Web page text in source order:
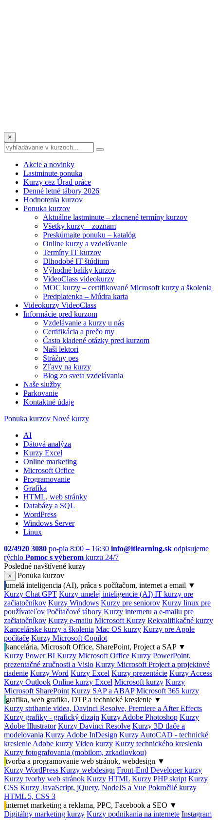
×
Akcie a novinky
Lastminute ponuka
Kurzy cez Úrad práce
Denné letné tábory 2026
Hodnotenia kurzov
Ponuka kurzov
Aktuálne lastminute – zlacnené termíny kurzov
Všetky kurzy – zoznam
Preskúmajte ponuku – katalóg
Online kurzy a vzdelávanie
Termíny IT kurzov
Dlhodobé IT štúdium
Výhodné balíky kurzov
VideoClass videokurzy
MOC kurzy – certifikované Microsoft kurzy a školenia
Predplatenka – Múdra karta
Videokurzy VideoClass
Informácie pred kurzom
Vzdelávanie a kurzy u nás
Certifikácia a prečo my
Často kladené otázky pred kurzom
Naši lektori
Strážny pes
Zľavy na kurzy
Blog zo sveta vzdelávania
Naše služby
Parkovanie
Kontaktné údaje
Ponuka kurzov Nové kurzy
AI
Dátová analýza
Kurzy Excel
Online marketing
Microsoft Office
Programovanie
Grafika
HTML, web stránky
Databázy a SQL
WordPress
Windows Server
Linux
02/4920 3080 po-pia 8:00 – 16:30 info@itlearning.sk odpisujeme
rýchlo Pomoc s výberom kurzu 24/7
Posledné navštívené kurzy
×
Ponuka kurzov
umelá inteligencia (AI), práca s počítačom, internet a email ▼
Kurzy Chat GPT Kurzy umelej inteligencie (AI) IT kurzy pre
začiatočníkov Kurzy Windows Kurzy pre seniorov Kurzy linux pre
používateľov Počítačové tábory Kurzy internetu a e-mailu pre
začiatočníkov Kurzy e-mailu Microsoft Kurzy Rekvalifikačné kurzy
Kancelárske kurzy a školenia Mac OS kurzy Kurzy pre Apple
počítače Kurzy Microsoft Copilot
kancelária, Microsoft Office, SharePoint, Project a SAP ▼
Kurzy Power BI Kurzy Microsoft Office Kurzy PowerPoint,
prezentačné zručnosti a Visio Kurzy Microsoft Project a projektové
riadenie Kurzy Word Kurzy Excel Kurzy prezentácie Kurzy Access
Kurzy Outlook Online kurzy Excel Microsoft kurzy Kurzy
Microsoft SharePoint Kurzy SAP a ABAP Microsoft 365 kurzy
grafika, web grafika, DTP a technické kreslenie ▼
Kurzy strihanie videa, Davinci Resolve, Premiere a After Effects
Kurzy grafiky - grafický dizajn Kurzy Adobe Photoshop Kurzy
Adobe Illustrator Kurzy Davinci Resolve Kurzy 3D tlače a
modelovania Kurzy Adobe InDesign Kurzy AutoCAD - technické
kreslenie Adobe kurzy Video kurzy Kurzy technického kreslenia
Kurzy fotografovania (mobilom, zrkadlovkou)
tvorba a programovanie web stránok, webdesign ▼
Kurzy WordPress Kurzy webdesign Front-End Developer kurzy
Kurzy tvorby web stránok Kurzy HTML Kurzy PHP skript Kurzy
CSS Kurzy JavaScript, jQuery, NodeJS a Vue Pokročilé kurzy
HTML 5, CSS 3
internet marketing a reklama, PPC, Facebook a SEO ▼
Digitálny marketing kurzy Kurzy podnikania na internete Instagram